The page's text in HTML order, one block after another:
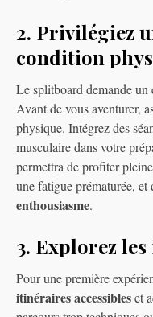
2. Privilégiez
condition
Le splitboard demande
Avant de vous aventurer,
physique. Intégrez des
musculaire dans votre
permettra de profiter
une fatigue prématurée, et
enthousiasme.
3. Explorez
Pour une première
itinéraires accessibleset